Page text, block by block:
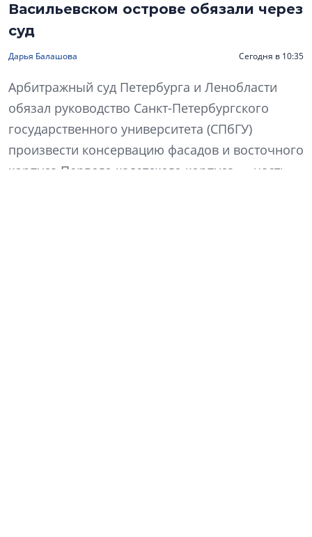
Васильевском острове обязали через
суд
Дарья Балашова Сегодня в 10:35
Арбитражный суд Петербурга и Ленобласти
обязал руководство Санкт-Петербургского
государственного университета (СПбГУ)
произвести консервацию фасадов и восточного
корпуса Первого кадетского корпуса — часть